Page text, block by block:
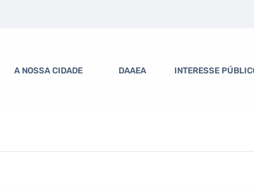
A NOSSA CIDADE DAAEA INTERESSE